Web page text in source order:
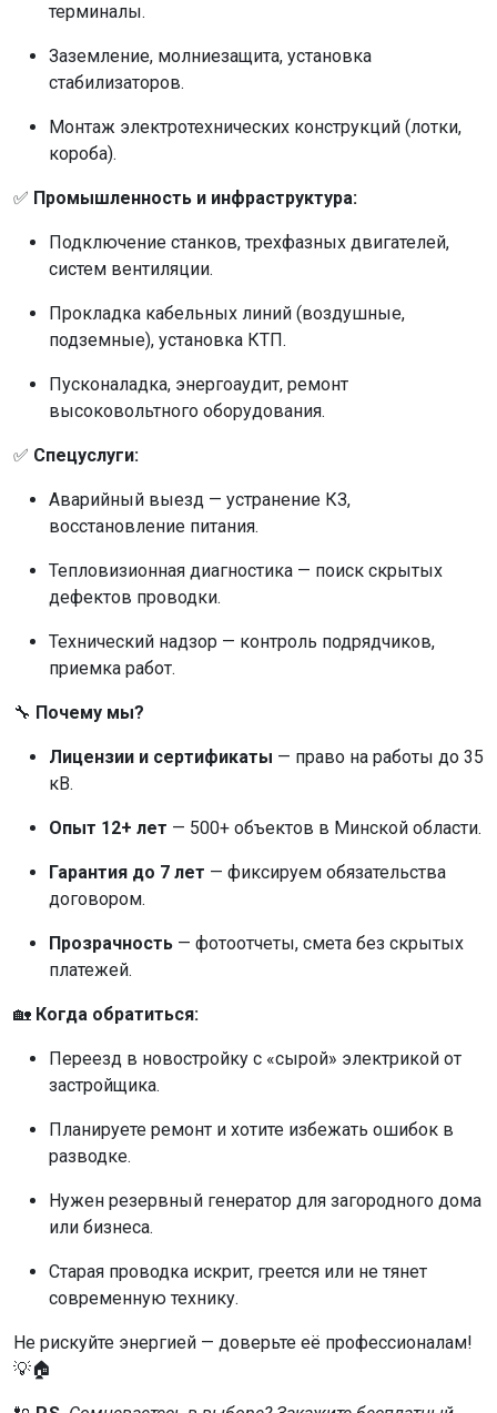
терминалы.
Заземление, молниезащита, установка
стабилизаторов.
Монтаж электротехнических конструкций (лотки,
короба).
✅ Промышленность и инфраструктура:
Подключение станков, трехфазных двигателей,
систем вентиляции.
Прокладка кабельных линий (воздушные,
подземные), установка КТП.
Пусконаладка, энергоаудит, ремонт
высоковольтного оборудования.
✅ Спецуслуги:
Аварийный выезд — устранение КЗ,
восстановление питания.
Тепловизионная диагностика — поиск скрытых
дефектов проводки.
Технический надзор — контроль подрядчиков,
приемка работ.
🔧 Почему мы?
Лицензии и сертификаты — право на работы до 35
кВ.
Опыт 12+ лет — 500+ объектов в Минской области.
Гарантия до 7 лет — фиксируем обязательства
договором.
Прозрачность — фотоотчеты, смета без скрытых
платежей.
🏡 Когда обратиться:
Переезд в новостройку с «сырой» электрикой от
застройщика.
Планируете ремонт и хотите избежать ошибок в
разводке.
Нужен резервный генератор для загородного дома
или бизнеса.
Старая проводка искрит, греется или не тянет
современную технику.
Не рискуйте энергией — доверьте её профессионалам!
💡🏠